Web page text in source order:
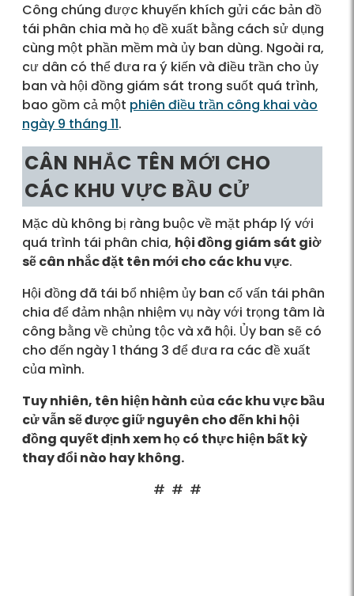
Công chúng được khuyến khích gửi các bản đồ
tái phân chia mà họ đề xuất bằng cách sử dụng
cùng một phần mềm mà ủy ban dùng. Ngoài ra,
cư dân có thể đưa ra ý kiến và điều trần cho ủy
ban và hội đồng giám sát trong suốt quá trình,
bao gồm cả một phiên điều trần công khai vào
ngày 9 tháng 11.
CÂN NHẮC TÊN MỚI CHO
CÁC KHU VỰC BẦU CỬ
Mặc dù không bị ràng buộc về mặt pháp lý với
quá trình tái phân chia, hội đồng giám sát giờ
sẽ cân nhắc đặt tên mới cho các khu vực.
Hội đồng đã tái bổ nhiệm ủy ban cố vấn tái phân
chia để đảm nhận nhiệm vụ này với trọng tâm là
công bằng về chủng tộc và xã hội. Ủy ban sẽ có
cho đến ngày 1 tháng 3 để đưa ra các đề xuất
của mình.
Tuy nhiên, tên hiện hành của các khu vực bầu
cử vẫn sẽ được giữ nguyên cho đến khi hội
đồng quyết định xem họ có thực hiện bất kỳ
thay đổi nào hay không.
# # #